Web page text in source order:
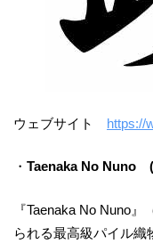
ウェブサイト https://
・ Taenaka No Nuno
『Taenaka No Nuno
られる最高級パイル織